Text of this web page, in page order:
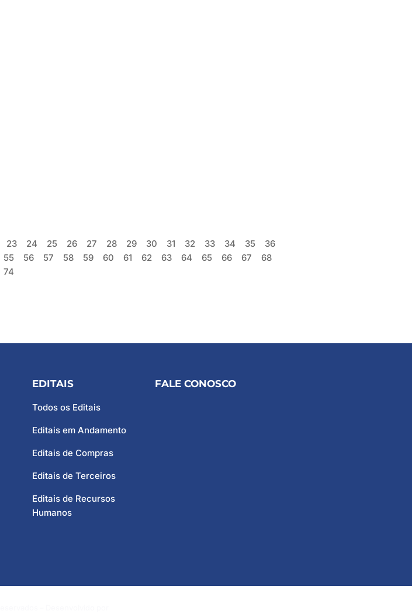
23 24 25 26 27 28 29 30 31 32 33 34 35
36
55 56 57 58 59 60 61 62 63 64 65 66 67
68
74
EDITAIS
Todos os Editais
Editais em Andamento
Editais de Compras
Editais de Terceiros
Editais de Recursos
Humanos
FALE CONOSCO